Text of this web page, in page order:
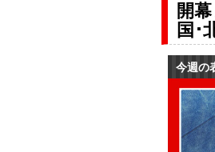
開
国･
今週の